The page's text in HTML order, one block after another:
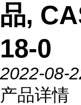
品,
18-0
2022-08-
产品详情